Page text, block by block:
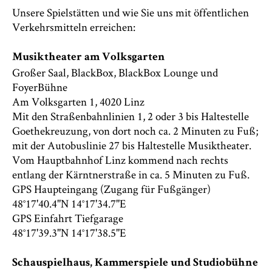
Unsere Spielstätten und wie Sie uns mit öffentlichen
Verkehrsmitteln erreichen:
Musiktheater am Volksgarten
Großer Saal, BlackBox, BlackBox Lounge und
FoyerBühne
Am Volksgarten 1, 4020 Linz
Mit den Straßenbahnlinien 1, 2 oder 3 bis Haltestelle
Goethekreuzung, von dort noch ca. 2 Minuten zu Fuß;
mit der Autobuslinie 27 bis Haltestelle Musiktheater.
Vom Hauptbahnhof Linz kommend nach rechts
entlang der Kärntnerstraße in ca. 5 Minuten zu Fuß.
GPS Haupteingang (Zugang für Fußgänger)
48°17'40.4"N 14°17'34.7"E
GPS Einfahrt Tiefgarage
48°17'39.3"N 14°17'38.5"E
Schauspielhaus, Kammerspiele und Studiobühne